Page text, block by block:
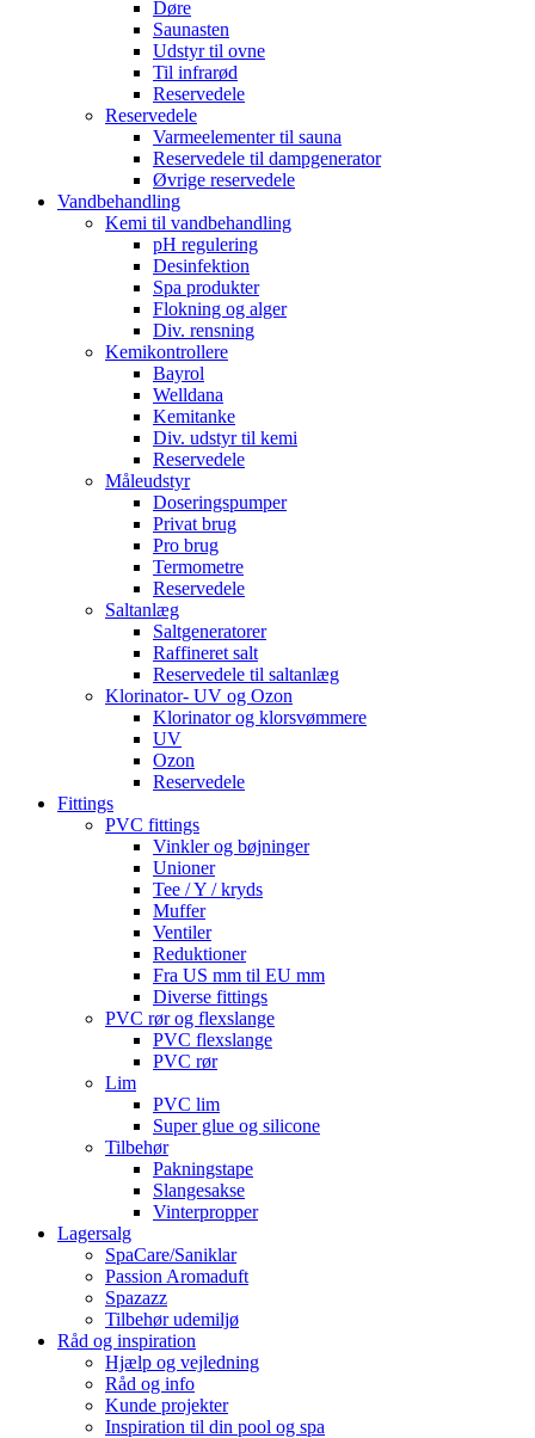
Døre
Saunasten
Udstyr til ovne
Til infrarød
Reservedele
Reservedele
Varmeelementer til sauna
Reservedele til dampgenerator
Øvrige reservedele
Vandbehandling
Kemi til vandbehandling
pH regulering
Desinfektion
Spa produkter
Flokning og alger
Div. rensning
Kemikontrollere
Bayrol
Welldana
Kemitanke
Div. udstyr til kemi
Reservedele
Måleudstyr
Doseringspumper
Privat brug
Pro brug
Termometre
Reservedele
Saltanlæg
Saltgeneratorer
Raffineret salt
Reservedele til saltanlæg
Klorinator- UV og Ozon
Klorinator og klorsvømmere
UV
Ozon
Reservedele
Fittings
PVC fittings
Vinkler og bøjninger
Unioner
Tee / Y / kryds
Muffer
Ventiler
Reduktioner
Fra US mm til EU mm
Diverse fittings
PVC rør og flexslange
PVC flexslange
PVC rør
Lim
PVC lim
Super glue og silicone
Tilbehør
Pakningstape
Slangesakse
Vinterpropper
Lagersalg
SpaCare/Saniklar
Passion Aromaduft
Spazazz
Tilbehør udemiljø
Råd og inspiration
Hjælp og vejledning
Råd og info
Kunde projekter
Inspiration til din pool og spa